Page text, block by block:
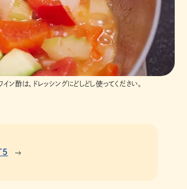
酢は、ドレッシングにどしどし使ってください。